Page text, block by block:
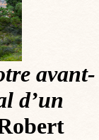
avant-
d’un